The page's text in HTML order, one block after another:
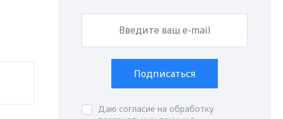
Подписаться
Даю согласие на обработку